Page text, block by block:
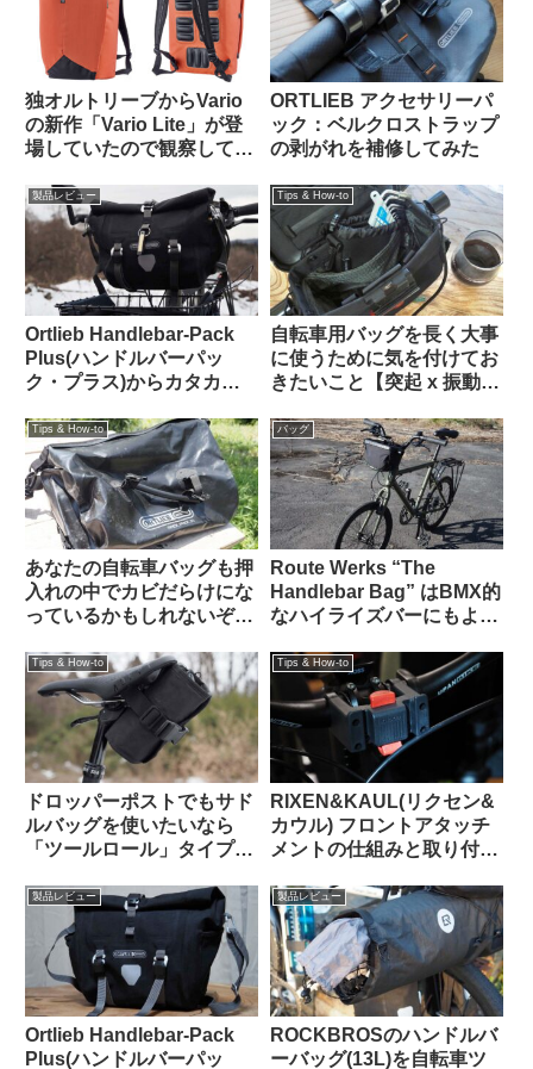
独オルトリーブからVario
の新作「Vario Lite」が登
場していたので観察してみ
ORTLIEB アクセサリーパ
ック：ベルクロストラップ
の剥がれを補修してみた
製品レビュー
Ortlieb Handlebar-Pack
Plus(ハンドルバーパッ
ク・プラス)からカタカタ
はこれだった【豆感想】
Tips & How-to
自転車用バッグを長く大事
に使うために気を付けてお
きたいこと【突起 x 振動
Tips & How-to
あなたの自転車バッグも押
入れの中でカビだらけにな
っているかもしれないぞ
っておきたいメンテナン
ス】
バッグ
Route Werks “The
Handlebar Bag” はBMX的
なハイライズバーにもよく
【Tern CRESTで使う】
Tips & How-to
ドロッパーポストでもサド
ルバッグを使いたいなら
「ツールロール」タイプも
Tips & How-to
RIXEN&KAUL(リクセン&
カウル) フロントアタッチ
メントの仕組みと取り付け
製品レビュー
Ortlieb Handlebar-Pack
Plus(ハンドルバーパッ
製品レビュー
ROCKBROSのハンドルバ
ーバッグ(13L)を自転車ツ